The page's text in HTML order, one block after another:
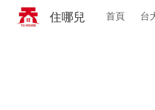
住哪兒 首頁 台